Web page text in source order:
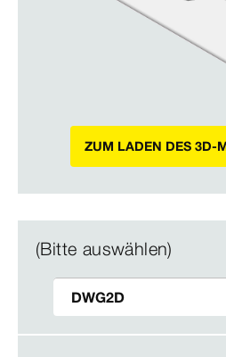
ZUM LADEN DES 3D-
(Bitte auswählen)